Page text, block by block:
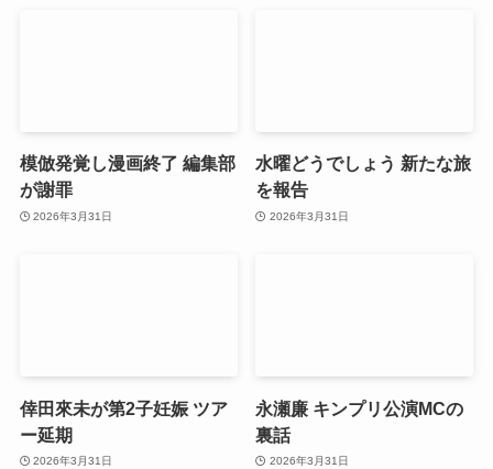
模倣発覚し漫画終了 編集部
が謝罪
2026年3月31日
水曜どうでしょう 新たな旅
を報告
2026年3月31日
倖田來未が第2子妊娠 ツア
ー延期
2026年3月31日
永瀬廉 キンプリ公演MCの
裏話
2026年3月31日